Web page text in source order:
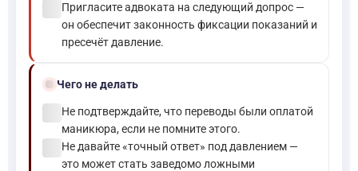
Пригласите адвоката на следующий допрос —
он обеспечит законность фиксации показаний и
пресечёт давление.
block Чего не делать
Не подтверждайте, что переводы были оплатой
маникюра, если не помните этого.
Не давайте «точный ответ» под давлением —
это может стать заведомо ложными